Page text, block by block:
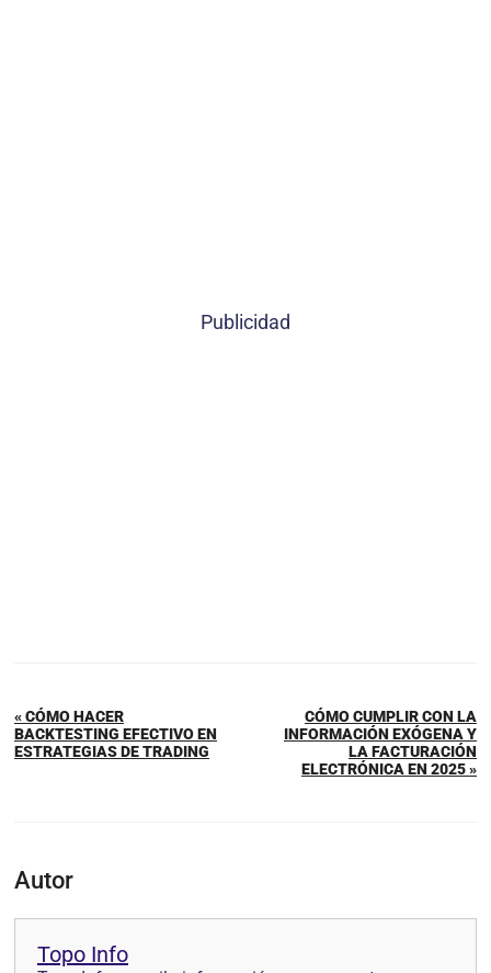
Publicidad
« CÓMO HACER
BACKTESTING EFECTIVO EN
ESTRATEGIAS DE TRADING
CÓMO CUMPLIR CON LA
INFORMACIÓN EXÓGENA Y
LA FACTURACIÓN
ELECTRÓNICA EN 2025 »
Autor
Topo Info